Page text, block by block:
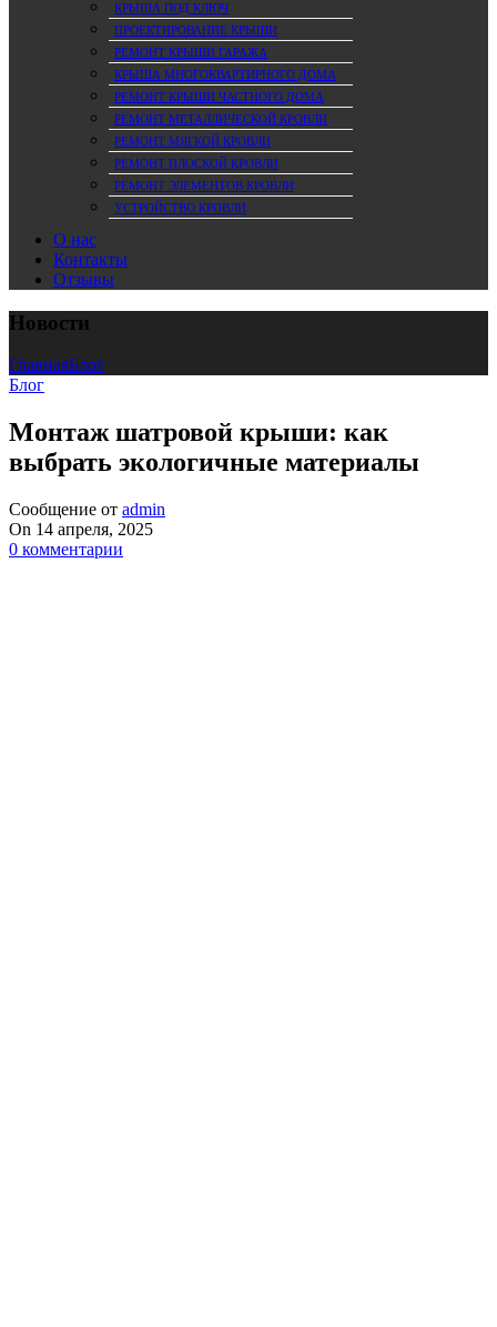
КРЫША ПОД КЛЮЧ
ПРОЕКТИРОВАНИЕ КРЫШИ
РЕМОНТ КРЫШИ ГАРАЖА
КРЫША МНОГОКВАРТИРНОГО ДОМА
РЕМОНТ КРЫШИ ЧАСТНОГО ДОМА
РЕМОНТ МЕТАЛЛИЧЕСКОЙ КРОВЛИ
РЕМОНТ МЯГКОЙ КРОВЛИ
РЕМОНТ ПЛОСКОЙ КРОВЛИ
РЕМОНТ ЭЛЕМЕНТОВ КРОВЛИ
УСТРОЙСТВО КРОВЛИ
О нас
Контакты
Отзывы
Новости
ГлавнаяБлог
Блог
Монтаж шатровой крыши: как
выбрать экологичные материалы
Сообщение от admin
On 14 апреля, 2025
0 комментарии